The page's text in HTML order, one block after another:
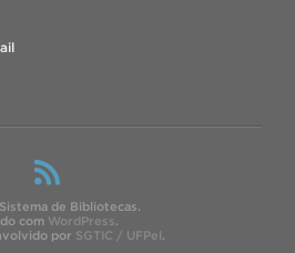
de Bibliotecas.
com WordPress.
por SGTIC / UFPel.